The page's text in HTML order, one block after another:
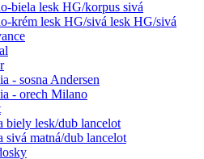
biela lesk HG/korpus sivá
krém lesk HG/sivá lesk HG/sivá
- sosna Andersen
- orech Milano
biely lesk/dub lancelot
sivá matná/dub lancelot